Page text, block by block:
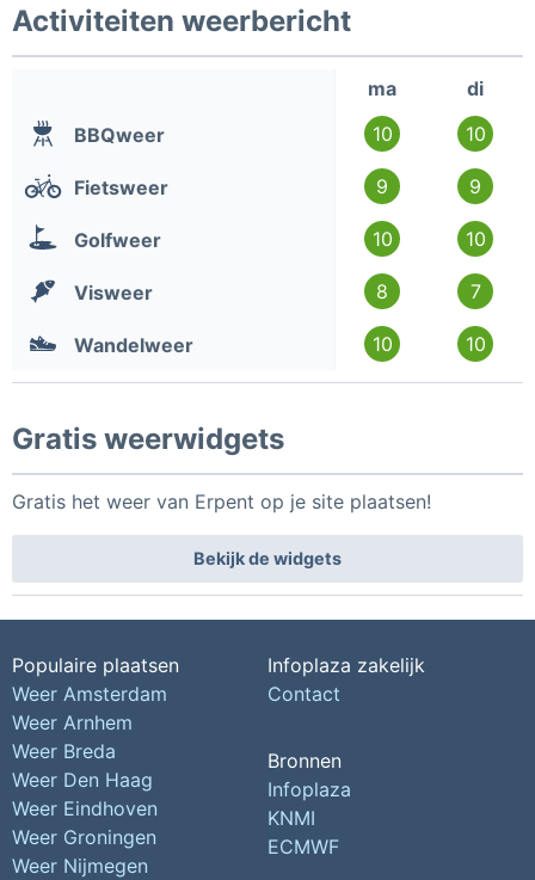
Activiteiten weerbericht
ma
di
BBQweer
10 10
Fietsweer 9 9
Golfweer 10 10
Visweer 8 7
Wandelweer 10 10
Gratis weerwidgets
Gratis het weer van Erpent op je site plaatsen!
Bekijk de widgets
Populaire plaatsen
Weer Amsterdam
Weer Arnhem
Weer Breda
Weer Den Haag
Weer Eindhoven
Weer Groningen
Weer Nijmegen
Infoplaza zakelijk
Contact
Bronnen
Infoplaza
KNMI
ECMWF